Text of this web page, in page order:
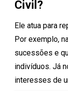
Civil?
Ele atua para
Por exemplo,
sucessões e
indivíduos. Já
interesses de